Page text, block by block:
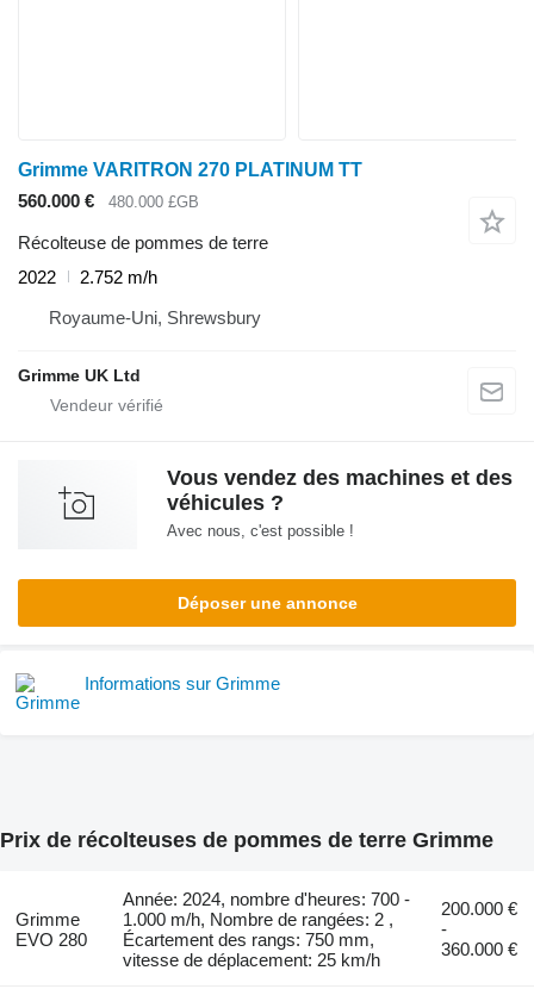
Grimme VARITRON 270 PLATINUM TT
560.000 €
480.000 £GB
Récolteuse de pommes de terre
2022
2.752 m/h
Royaume-Uni, Shrewsbury
Grimme UK Ltd
Vous vendez des machines et des
véhicules ?
Avec nous, c'est possible !
Déposer une annonce
Informations sur Grimme
Prix de récolteuses de pommes de terre Grimme
Grimme
EVO 280
Année: 2024, nombre d'heures: 700 -
1.000 m/h, Nombre de rangées: 2 ,
Écartement des rangs: 750 mm,
vitesse de déplacement: 25 km/h
200.000 €
-
360.000 €